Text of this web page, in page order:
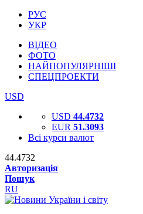
РУС
УКР
ВІДЕО
ФОТО
НАЙПОПУЛЯРНІШІ
СПЕЦПРОЕКТИ
USD
USD 44.4732
EUR 51.3093
Всі курси валют
44.4732
Авторизація
Пошук
RU